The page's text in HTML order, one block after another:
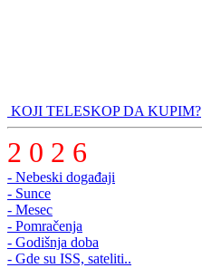
KOJI TELESKOP DA KUPIM?
2 0 2 6
- Nebeski događaji
- Sunce
- Mesec
- Pomračenja
- Godišnja doba
- Gde su ISS, sateliti..